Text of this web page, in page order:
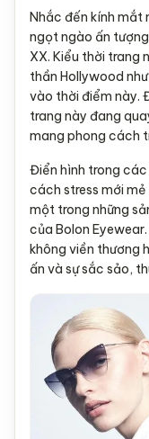
Nhắc đến kính mắt
ngọt ngào ấn
XX. Kiểu thời trang
thần Hollywood
vào thời điểm này.
trang này đang
mang phong cách
Điển hình trong
cách stress mới
một trong những
của Bolon
không viền thương
ấn và sự sắc sảo,